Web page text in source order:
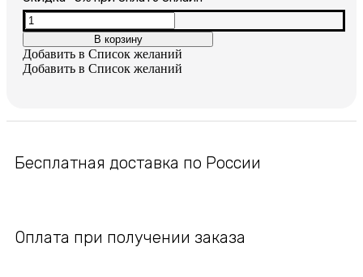
составляла
2,900₽.
2,300₽.
Количество
товара
Кожаный
браслет
со
ювелирной
В корзину
Добавить в Список желаний
Добавить в Список желаний
Бесплатная доставка по России
Оплата при получении заказа